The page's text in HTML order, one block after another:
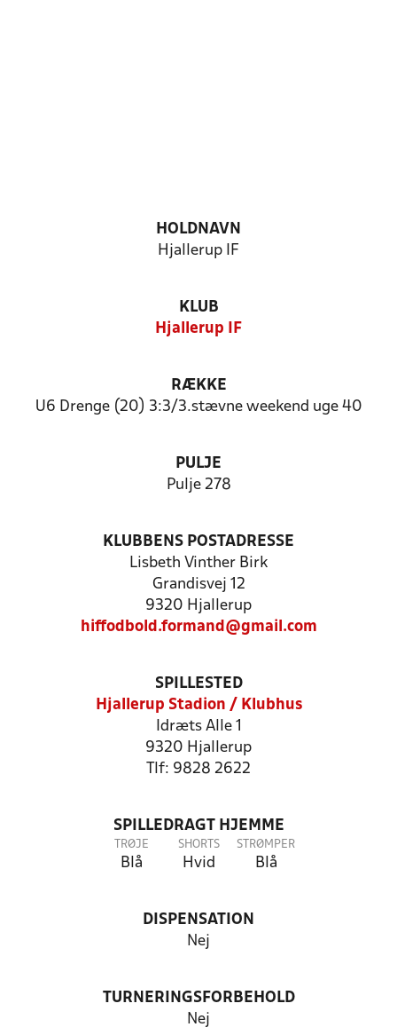
HOLDNAVN
Hjallerup IF
KLUB
Hjallerup IF
RÆKKE
U6 Drenge (20) 3:3/3.stævne weekend uge 40
PULJE
Pulje 278
KLUBBENS POSTADRESSE
Lisbeth Vinther Birk
Grandisvej 12
9320 Hjallerup
hiffodbold.formand@gmail.com
SPILLESTED
Hjallerup Stadion / Klubhus
Idræts Alle 1
9320 Hjallerup
Tlf: 9828 2622
SPILLEDRAGT HJEMME
TRØJE
Blå
SHORTS
Hvid
STRØMPER
Blå
DISPENSATION
Nej
TURNERINGSFORBEHOLD
Nej